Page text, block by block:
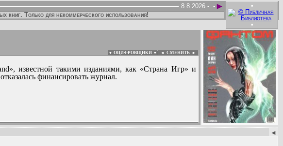
•
•
►
-
8.8.2026 -
книг. Только для некоммерческого использования!
▼ ОЦИФРОВЩИКИ ▼ ◄ СМЕНИТЬ ►
известной такими изданиями, как «Страна Игр» и
финансировать журнал.
:
◄